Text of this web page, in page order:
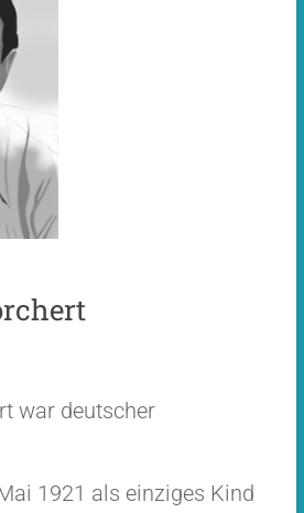
war deutscher
1921 als einziges Kind